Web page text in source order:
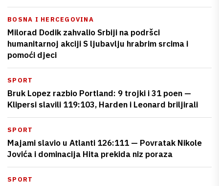
BOSNA I HERCEGOVINA
Milorad Dodik zahvalio Srbiji na podršci
humanitarnoj akciji S ljubavlju hrabrim srcima i
pomoći djeci
SPORT
Bruk Lopez razbio Portland: 9 trojki i 31 poen —
Klipersi slavili 119:103, Harden i Leonard briljirali
SPORT
Majami slavio u Atlanti 126:111 — Povratak Nikole
Jovića i dominacija Hita prekida niz poraza
SPORT